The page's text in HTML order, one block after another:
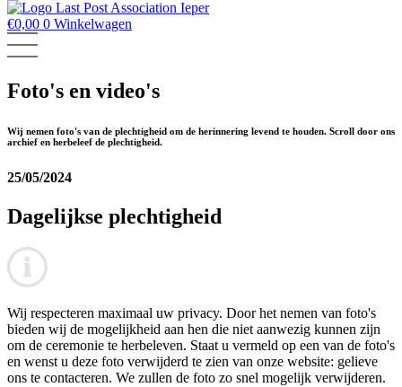
€0,00 0 Winkelwagen
Foto's en video's
Wij nemen foto's van de plechtigheid om de herinnering levend te houden. Scroll door ons
archief en herbeleef de plechtigheid.
25/05/2024
Dagelijkse plechtigheid
Wij respecteren maximaal uw privacy. Door het nemen van foto's
bieden wij de mogelijkheid aan hen die niet aanwezig kunnen zijn
om de ceremonie te herbeleven. Staat u vermeld op een van de foto's
en wenst u deze foto verwijderd te zien van onze website: gelieve
ons te contacteren. We zullen de foto zo snel mogelijk verwijderen.